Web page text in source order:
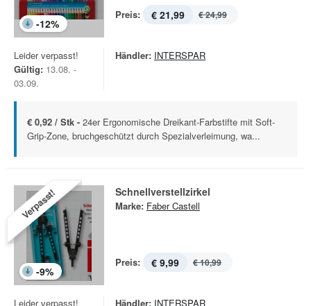
-12%
Preis: € 21,99 € 24,99
Leider verpasst!
Gültig: 13.08. -
03.09.
Händler: INTERSPAR
€ 0,92 / Stk - 24er Ergonomische Dreikant-Farbstifte mit Soft-
Grip-Zone, bruchgeschützt durch Spezialverleimung, wa...
Verpasst!
-9%
Schnellverstellzirkel
Marke: Faber Castell
Preis: € 9,99 € 10,99
Leider verpasst! Händler: INTERSPAR